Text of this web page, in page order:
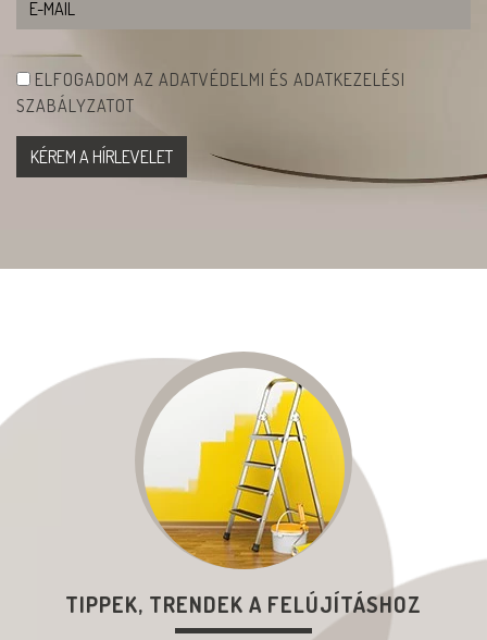
ELFOGADOM AZ ADATVÉDELMI ÉS ADATKEZELÉSI
SZABÁLYZATOT
TIPPEK, TRENDEK A FELÚJÍTÁSHOZ